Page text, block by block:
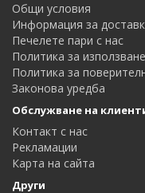
Общи условия
Информация за
Печелете пари с нас
Политика за
Политика за
Законова уредба
Обслужване на
Контакт с нас
Рекламации
Карта на сайта
Други